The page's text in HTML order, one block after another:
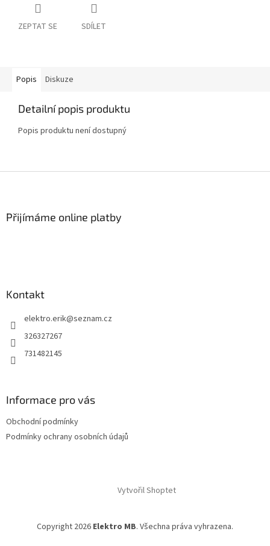
ZEPTAT SE SDÍLET
Popis Diskuze
Detailní popis produktu
Popis produktu není dostupný
Přijímáme online platby
Kontakt
elektro.erik@seznam.cz
326327267
731482145
Informace pro vás
Obchodní podmínky
Podmínky ochrany osobních údajů
Vytvořil Shoptet
Copyright 2026 Elektro MB. Všechna práva vyhrazena.